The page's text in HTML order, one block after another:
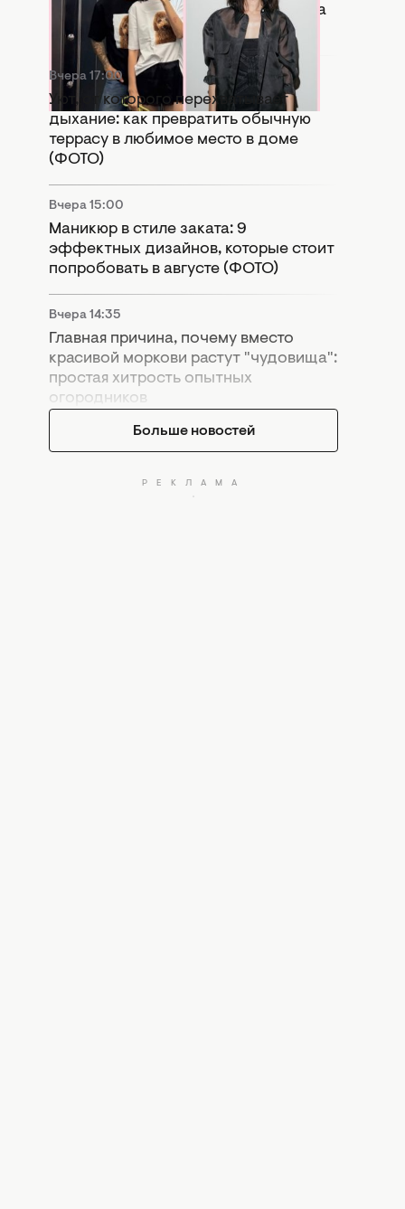
сравнивают новую девушку Дантеса
с Дорофеевой (ФОТО)
Вчера 17:00
Уют, от которого перехватывает
дыхание: как превратить обычную
террасу в любимое место в доме
(ФОТО)
Вчера 15:00
Маникюр в стиле заката: 9
эффектных дизайнов, которые стоит
попробовать в августе (ФОТО)
Вчера 14:35
Главная причина, почему вместо
красивой моркови растут "чудовища":
простая хитрость опытных
огородников
Больше новостей